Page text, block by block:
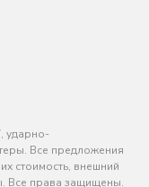
ударно-
Все предложения
стоимость, внешний
Все права защищены.